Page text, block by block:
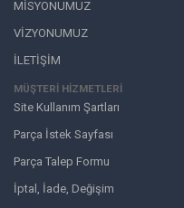
MİSYONUMUZ
VİZYONUMUZ
İLETİŞİM
MÜŞTERI HIZMETLERI
Site Kullanım Şartları
Parça İstek Sayfası
Parça Talep Formu
İptal, İade, Değişim